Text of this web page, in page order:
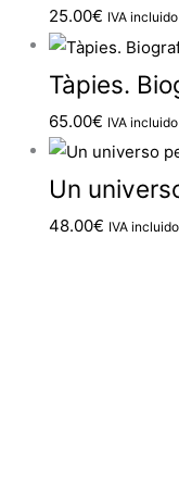
25.00€ IVA incluido
Tàpies.
65.00€ IVA incluido
Un
48.00€ IVA incluido